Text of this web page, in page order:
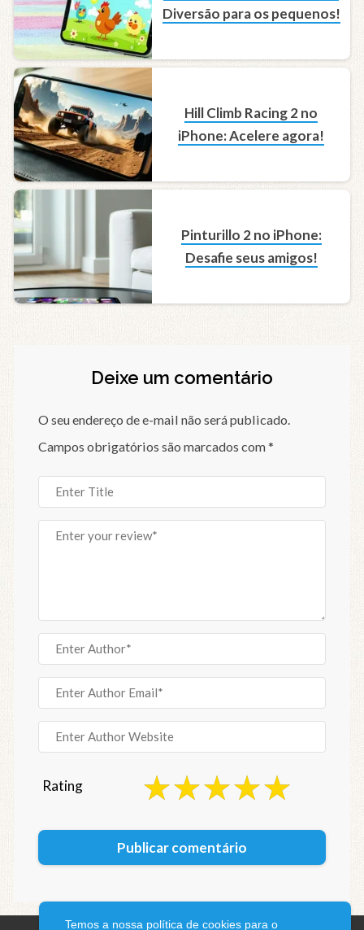
Diversão para os pequenos!
Hill Climb Racing 2 no
iPhone: Acelere agora!
Pinturillo 2 no iPhone:
Desafie seus amigos!
Deixe um comentário
O seu endereço de e-mail não será publicado.
Campos obrigatórios são marcados com*
Rating
Temos a nossa política de cookies para o